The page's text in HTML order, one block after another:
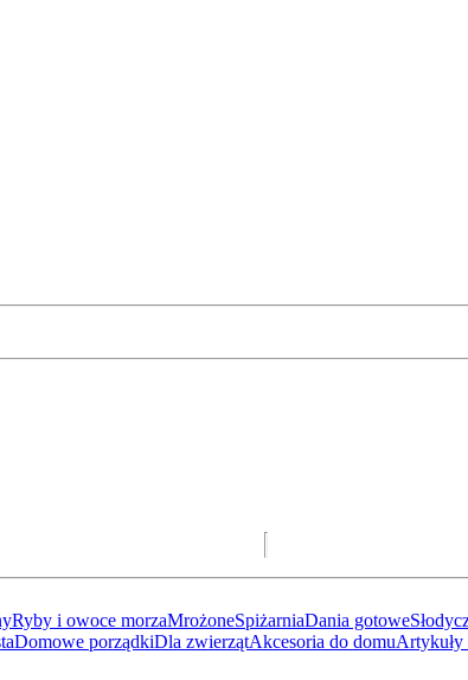
Ryby i owoce morzaMrożoneSpiżarniaDania gotowe
Domowe porządkiDla zwierzątAkcesoria do domu